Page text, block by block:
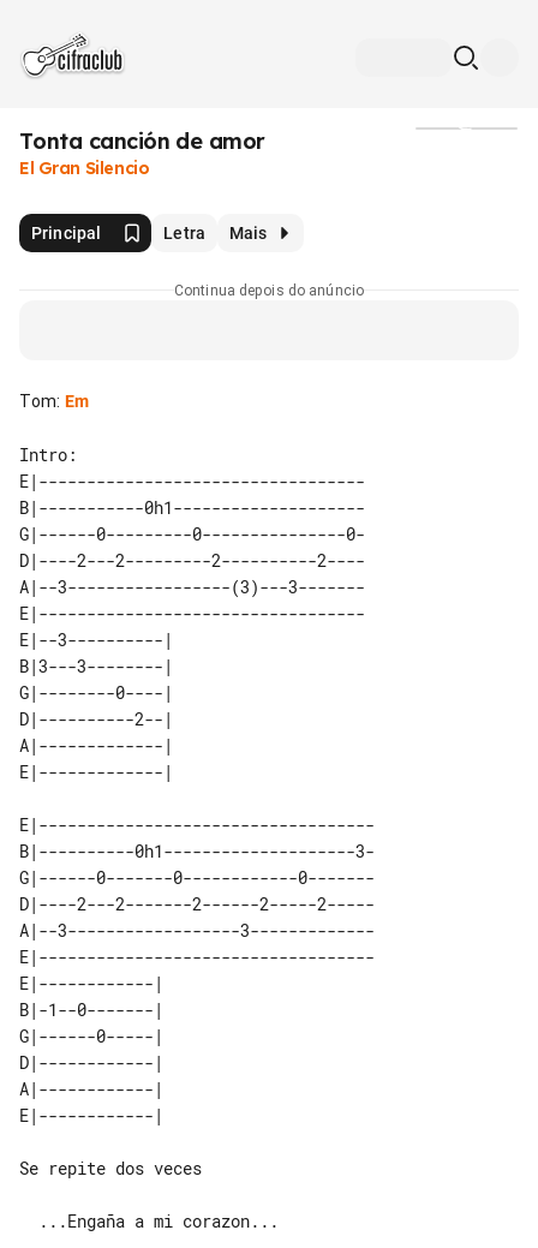
Tonta canción de amor
El Gran Silencio
Principal Letra Mais
Continua depois do anúncio
Tom: Em
E|----------------------------------
B|-----------0h1--------------------
G|------0---------0---------------0-
D|----2---2---------2----------2----
A|--3-----------------(3)---3-------
E|----------------------------------
E|--3----------|
B|3---3--------|
G|--------0----|
D|----------2--|
A|-------------|
E|-----------------------------------
B|----------0h1--------------------3-
G|------0-------0------------0-------
D|----2---2-------2------2-----2-----
A|--3------------------3-------------
E|-----------------------------------
E|------------|
B|-1--0-------|
G|------0-----|
D|------------|
A|------------|
Se repite dos veces